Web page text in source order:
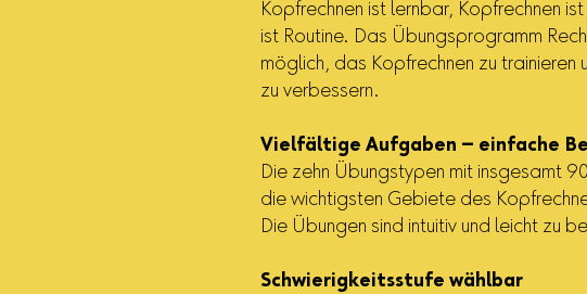
Kopfrechnen ist lernbar, Kopfrechnen
ist Routine. Das Übungsprogramm
möglich, das Kopfrechnen zu trainieren
zu verbessern.
Vielfältige Aufgaben – einfache
Die zehn Übungstypen mit insgesamt
die wichtigsten Gebiete des
Die Übungen sind intuitiv und leicht zu
Schwierigkeitsstufe wählbar